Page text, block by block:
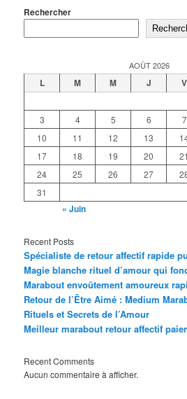
Rechercher
AOÛT 2026
L M M J V
3
4 5 6 7
10
11 12 13
17
18 19 20 21
24
25 26 27
31
« Juin
Recent Posts
Spécialiste de retour affectif rapide
Magie blanche rituel d’amour qui
Marabout envoûtement amoureux
Retour de l’Être Aimé : Medium
Rituels et Secrets de l’Amour
Meilleur marabout retour affectif
Recent Comments
Aucun commentaire à afficher.